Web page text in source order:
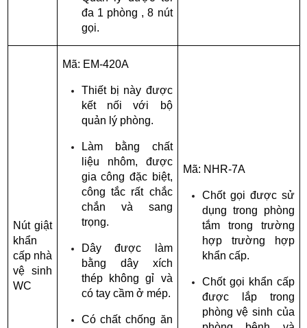
đa 1 phòng , 8 nút
gọi.
Nút giật
khẩn
cấp nhà
vệ sinh
WC
Mã: EM-420A
Thiết bị này được
kết nối với bộ
quản lý phòng.
Làm bằng chất
liệu nhôm, được
gia công đặc biệt,
công tắc rất chắc
chắn và sang
trọng.
Dây được làm
bằng dây xích
thép không gỉ và
có tay cầm ở mép.
Có chất chống ăn
Mã: NHR-7A
Chốt gọi được sử
dụng trong phòng
tắm trong trường
hợp trường hợp
khẩn cấp.
Chốt gọi khẩn cấp
được lắp trong
phòng vệ sinh của